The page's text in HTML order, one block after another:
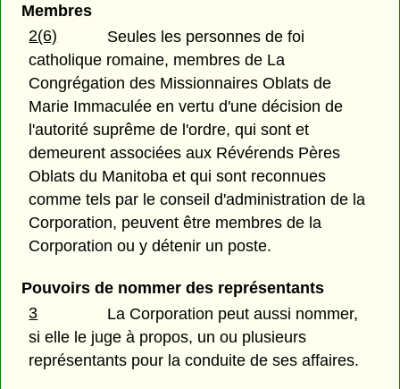
Membres
2(6)
Seules les personnes de foi
catholique romaine, membres de La
Congrégation des Missionnaires Oblats de
Marie Immaculée en vertu d'une décision de
l'autorité suprême de l'ordre, qui sont et
demeurent associées aux Révérends Pères
Oblats du Manitoba et qui sont reconnues
comme tels par le conseil d'administration de la
Corporation, peuvent être membres de la
Corporation ou y détenir un poste.
Pouvoirs de nommer des représentants
3
La Corporation peut aussi nommer,
si elle le juge à propos, un ou plusieurs
représentants pour la conduite de ses affaires.